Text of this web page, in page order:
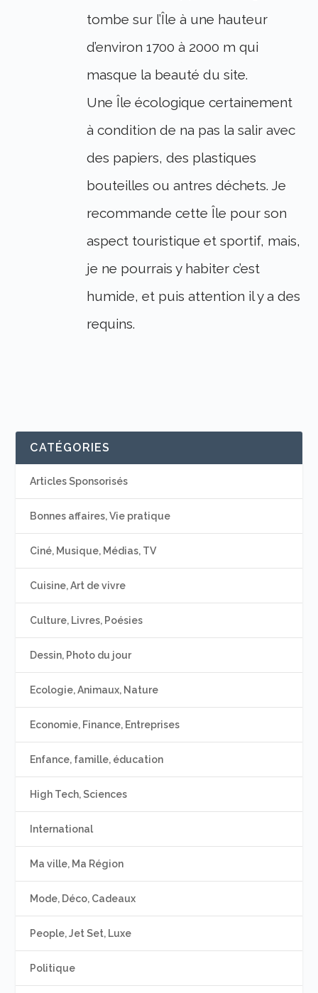
tombe sur l’Île à une hauteur
d’environ 1700 à 2000 m qui
masque la beauté du site.
Une Île écologique certainement
à condition de na pas la salir avec
des papiers, des plastiques
bouteilles ou antres déchets. Je
recommande cette Île pour son
aspect touristique et sportif, mais,
je ne pourrais y habiter c’est
humide, et puis attention il y a des
requins.
CATÉGORIES
Articles Sponsorisés
Bonnes affaires, Vie pratique
Ciné, Musique, Médias, TV
Cuisine, Art de vivre
Culture, Livres, Poésies
Dessin, Photo du jour
Ecologie, Animaux, Nature
Economie, Finance, Entreprises
Enfance, famille, éducation
High Tech, Sciences
International
Ma ville, Ma Région
Mode, Déco, Cadeaux
People, Jet Set, Luxe
Politique